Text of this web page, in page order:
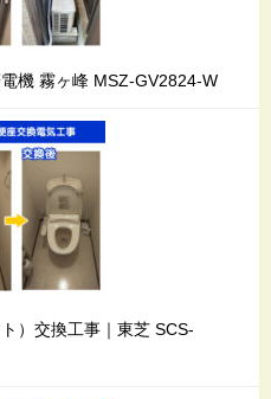
機 霧ヶ峰 MSZ-GV2824-W
）交換工事｜東芝 SCS-